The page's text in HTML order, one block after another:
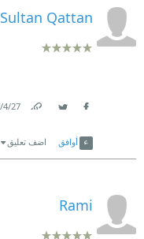
Sultan Qattan
27‏/4‏/2022
أوافق اضف تعليق
Rami